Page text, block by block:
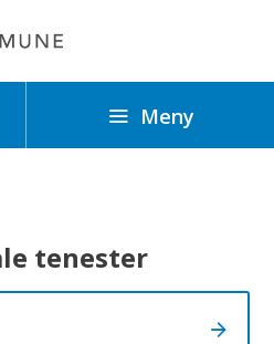
Ø
r
s
a
m
m
u
Meny
tenester